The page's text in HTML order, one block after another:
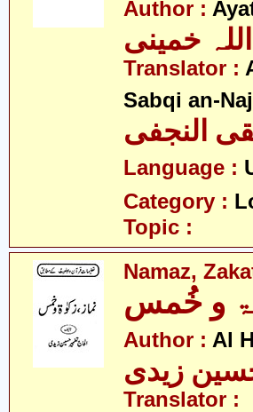
Author :
خمینی
Translator :
Sabqi an-
النجفی
Language :
Category :
Topic :
Namaz,
و خُمس
Author : Al
زیدی
Translator :